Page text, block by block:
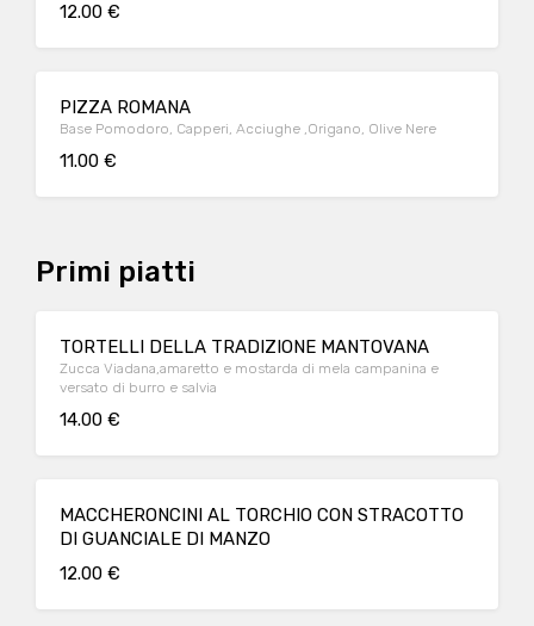
12.00 €
PIZZA ROMANA
Base Pomodoro, Capperi, Acciughe ,Origano, Olive Nere
11.00 €
Primi piatti
TORTELLI DELLA TRADIZIONE MANTOVANA
Zucca Viadana,amaretto e mostarda di mela campanina e
versato di burro e salvia
14.00 €
MACCHERONCINI AL TORCHIO CON STRACOTTO
DI GUANCIALE DI MANZO
12.00 €